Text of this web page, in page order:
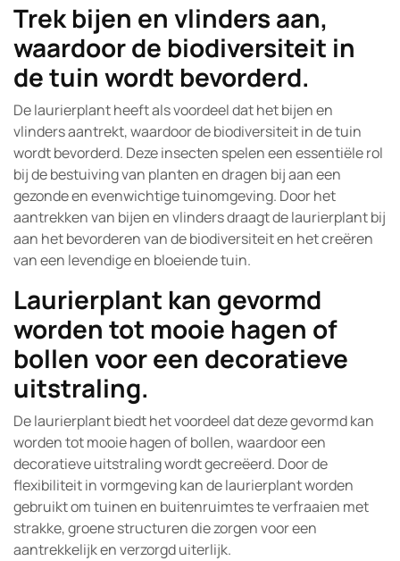
Trek bijen en vlinders aan,
waardoor de biodiversiteit in
de tuin wordt bevorderd.
De laurierplant heeft als voordeel dat het bijen en
vlinders aantrekt, waardoor de biodiversiteit in de tuin
wordt bevorderd. Deze insecten spelen een essentiële rol
bij de bestuiving van planten en dragen bij aan een
gezonde en evenwichtige tuinomgeving. Door het
aantrekken van bijen en vlinders draagt de laurierplant bij
aan het bevorderen van de biodiversiteit en het creëren
van een levendige en bloeiende tuin.
Laurierplant kan gevormd
worden tot mooie hagen of
bollen voor een decoratieve
uitstraling.
De laurierplant biedt het voordeel dat deze gevormd kan
worden tot mooie hagen of bollen, waardoor een
decoratieve uitstraling wordt gecreëerd. Door de
flexibiliteit in vormgeving kan de laurierplant worden
gebruikt om tuinen en buitenruimtes te verfraaien met
strakke, groene structuren die zorgen voor een
aantrekkelijk en verzorgd uiterlijk.